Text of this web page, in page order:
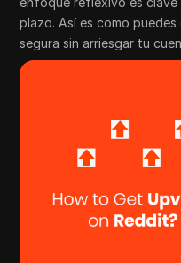
plazo. Así es como
segura sin arriesgar tu